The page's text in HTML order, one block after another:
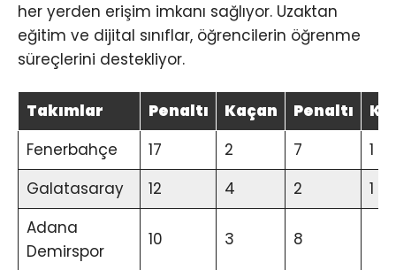
her yerden erişim imkanı sağlıyor. Uzaktan
eğitim ve dijital sınıflar, öğrencilerin öğrenme
süreçlerini destekliyor.
Takımlar Penaltı Kaçan Penaltı
Fenerbahçe
17 2 7
1
Galatasaray
12 4 2
1
Adana
Demirspor
10 3 8